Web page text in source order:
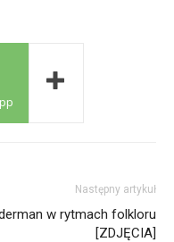
Następny artykuł
w rytmach folkloru
[ZDJĘCIA]